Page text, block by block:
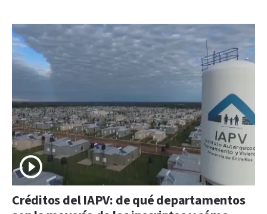
Créditos del IAPV: de qué departamentos